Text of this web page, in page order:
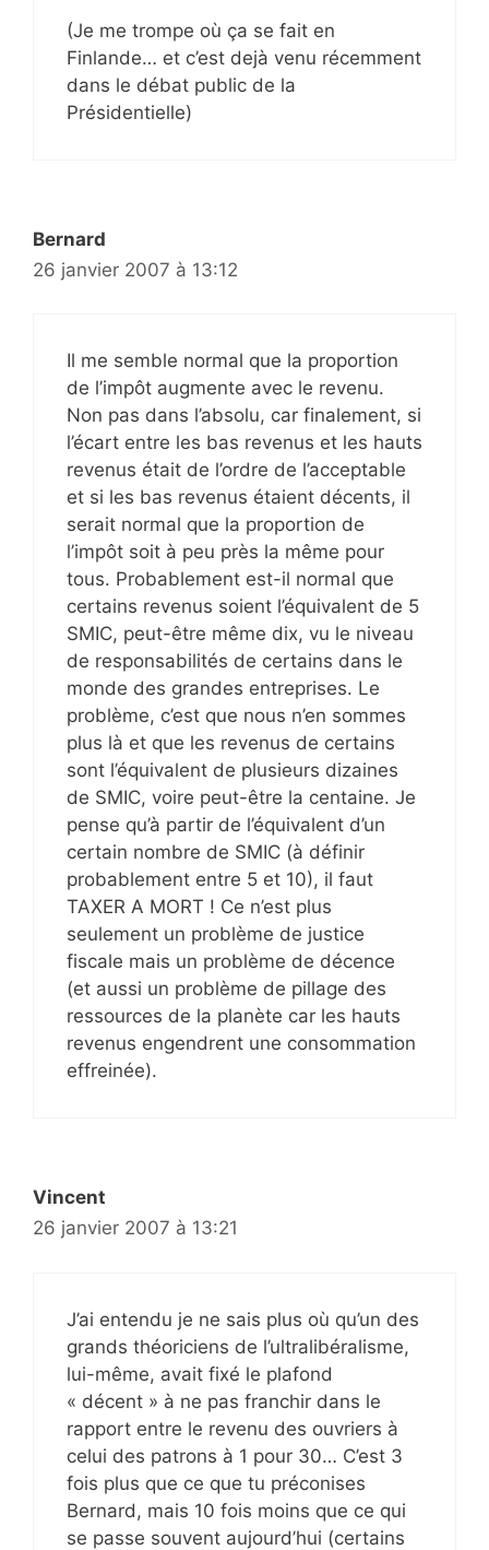
(Je me trompe où ça se fait en
Finlande… et c’est dejà venu récemment
dans le débat public de la
Présidentielle)
Bernard
26 janvier 2007 à 13:12
Il me semble normal que la proportion
de l’impôt augmente avec le revenu.
Non pas dans l’absolu, car finalement, si
l’écart entre les bas revenus et les hauts
revenus était de l’ordre de l’acceptable
et si les bas revenus étaient décents, il
serait normal que la proportion de
l’impôt soit à peu près la même pour
tous. Probablement est-il normal que
certains revenus soient l’équivalent de 5
SMIC, peut-être même dix, vu le niveau
de responsabilités de certains dans le
monde des grandes entreprises. Le
problème, c’est que nous n’en sommes
plus là et que les revenus de certains
sont l’équivalent de plusieurs dizaines
de SMIC, voire peut-être la centaine. Je
pense qu’à partir de l’équivalent d’un
certain nombre de SMIC (à définir
probablement entre 5 et 10), il faut
TAXER A MORT ! Ce n’est plus
seulement un problème de justice
fiscale mais un problème de décence
(et aussi un problème de pillage des
ressources de la planète car les hauts
revenus engendrent une consommation
effreinée).
Vincent
26 janvier 2007 à 13:21
J’ai entendu je ne sais plus où qu’un des
grands théoriciens de l’ultralibéralisme,
lui-même, avait fixé le plafond
« décent » à ne pas franchir dans le
rapport entre le revenu des ouvriers à
celui des patrons à 1 pour 30… C’est 3
fois plus que ce que tu préconises
Bernard, mais 10 fois moins que ce qui
se passe souvent aujourd’hui (certains